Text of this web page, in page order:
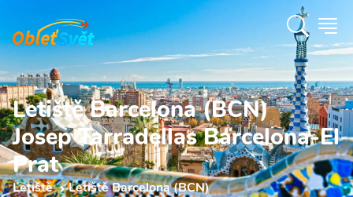
Letiště Barcelona (BCN)
Josep Tarradellas Barcelona-El
Prat
Letiště Letiště Barcelona (BCN)